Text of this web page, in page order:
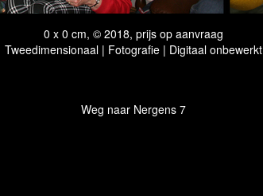
0 x 0 cm, © 2018, prijs op aanvraag
Tweedimensionaal | Fotografie | Digitaal onbewerkt
Weg naar Nergens 7